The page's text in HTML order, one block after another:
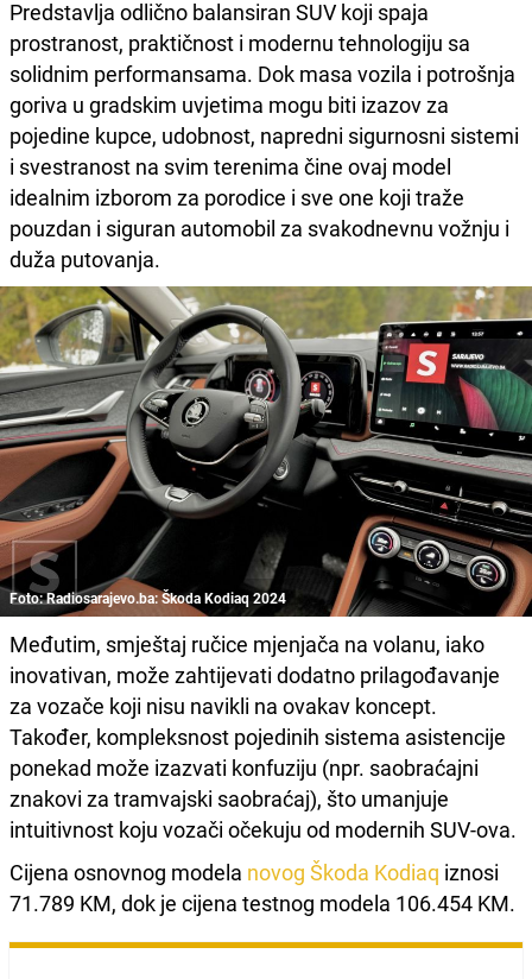
Predstavlja odlično balansiran SUV koji spaja
prostranost, praktičnost i modernu tehnologiju sa
solidnim performansama. Dok masa vozila i potrošnja
goriva u gradskim uvjetima mogu biti izazov za
pojedine kupce, udobnost, napredni sigurnosni sistemi
i svestranost na svim terenima čine ovaj model
idealnim izborom za porodice i sve one koji traže
pouzdan i siguran automobil za svakodnevnu vožnju i
duža putovanja.
Foto: Radiosarajevo.ba: Škoda Kodiaq 2024
Međutim, smještaj ručice mjenjača na volanu, iako
inovativan, može zahtijevati dodatno prilagođavanje
za vozače koji nisu navikli na ovakav koncept.
Također, kompleksnost pojedinih sistema asistencije
ponekad može izazvati konfuziju (npr. saobraćajni
znakovi za tramvajski saobraćaj), što umanjuje
intuitivnost koju vozači očekuju od modernih SUV-ova.
Cijena osnovnog modela novog Škoda Kodiaq iznosi
71.789 KM, dok je cijena testnog modela 106.454 KM.